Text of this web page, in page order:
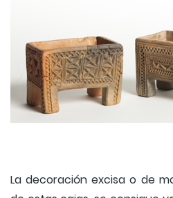
La decoración excisa o de